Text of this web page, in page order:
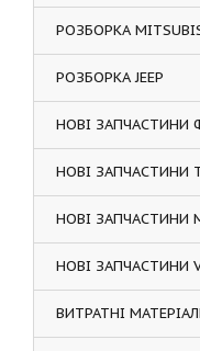
РОЗБОРКА
РОЗБОРКА JEEP
НОВІ ЗАПЧАСТИНИ
НОВІ ЗАПЧАСТИНИ
НОВІ ЗАПЧАСТИНИ
НОВІ ЗАПЧАСТИНИ
ВИТРАТНІ